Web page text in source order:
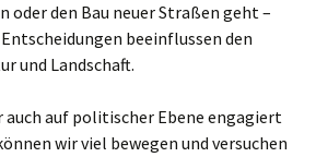
oder den Bau neuer Straßen geht –
beeinflussen den
und Landschaft.
auch auf politischer Ebene engagiert
wir viel bewegen und versuchen